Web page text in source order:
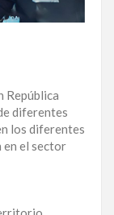
República
diferentes
los diferentes
en el sector